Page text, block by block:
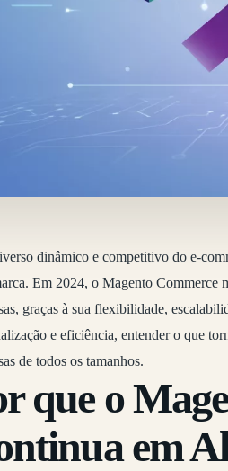
dinâmico e competitivo do e-
Em 2024, o Magento Commerce
graças à sua flexibilidade,
e eficiência, entender o que
de todos os tamanhos.
que o
em